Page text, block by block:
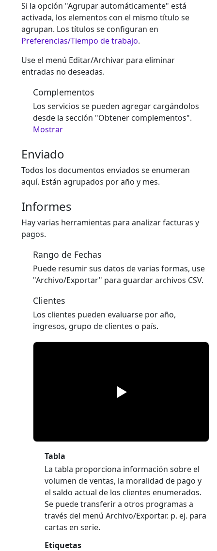
Si la opción "Agrupar automáticamente" está
activada, los elementos con el mismo título se
agrupan. Los títulos se configuran en
Preferencias/Tiempo de trabajo.
Use el menú Editar/Archivar para eliminar
entradas no deseadas.
Complementos
Los servicios se pueden agregar cargándolos
desde la sección "Obtener complementos".
Mostrar
Enviado
Todos los documentos enviados se enumeran
aquí. Están agrupados por año y mes.
Informes
Hay varias herramientas para analizar facturas y
pagos.
Rango de Fechas
Puede resumir sus datos de varias formas, use
"Archivo/Exportar" para guardar archivos CSV.
Clientes
Los clientes pueden evaluarse por año,
ingresos, grupo de clientes o país.
Tabla
La tabla proporciona información sobre el
volumen de ventas, la moralidad de pago y
el saldo actual de los clientes enumerados.
Se puede transferir a otros programas a
través del menú Archivo/Exportar. p. ej. para
cartas en serie.
Etiquetas